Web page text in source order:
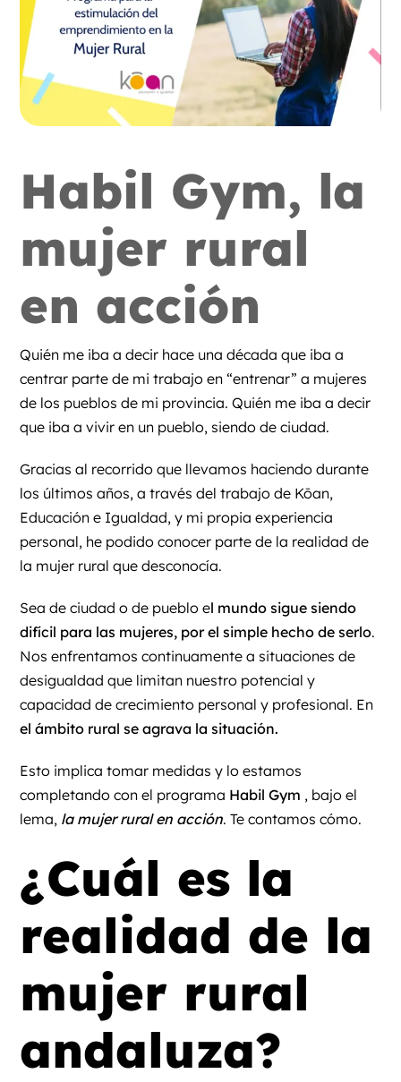
Habil Gym, la
mujer rural
en acción
Quién me iba a decir hace una década que iba a
centrar parte de mi trabajo en “entrenar” a mujeres
de los pueblos de mi provincia. Quién me iba a decir
que iba a vivir en un pueblo, siendo de ciudad.
Gracias al recorrido que llevamos haciendo durante
los últimos años, a través del trabajo de Kōan,
Educación e Igualdad, y mi propia experiencia
personal, he podido conocer parte de la realidad de
la mujer rural que desconocía.
Sea de ciudad o de pueblo el mundo sigue siendo
difícil para las mujeres, por el simple hecho de serlo.
Nos enfrentamos continuamente a situaciones de
desigualdad que limitan nuestro potencial y
capacidad de crecimiento personal y profesional. En
el ámbito rural se agrava la situación.
Esto implica tomar medidas y lo estamos
completando con el programa Habil Gym , bajo el
lema, la mujer rural en acción. Te contamos cómo.
¿Cuál es la
realidad de la
mujer rural
andaluza?